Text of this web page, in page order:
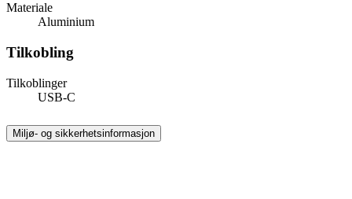
Materiale
Aluminium
Tilkobling
Tilkoblinger
USB-C
Miljø- og sikkerhetsinformasjon